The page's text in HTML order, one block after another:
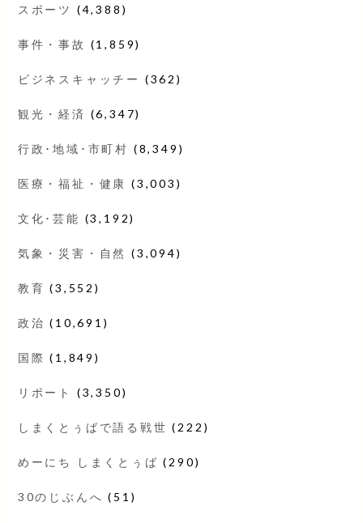
スポーツ (4,388)
事件・事故 (1,859)
ビジネスキャッチー (362)
観光・経済 (6,347)
行政･地域･市町村 (8,349)
医療・福祉・健康 (3,003)
文化･芸能 (3,192)
気象・災害・自然 (3,094)
教育 (3,552)
政治 (10,691)
国際 (1,849)
リポート (3,350)
しまくとぅばで語る戦世 (222)
めーにち しまくとぅば (290)
30のじぶんへ (51)